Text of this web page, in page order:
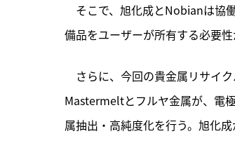
そこで、旭化成とNobianは協
備品をユーザーが所有する必要
さらに、今回の貴金属リサイ
Mastermeltとフルヤ金属が、電
属抽出・高純度化を行う。旭化